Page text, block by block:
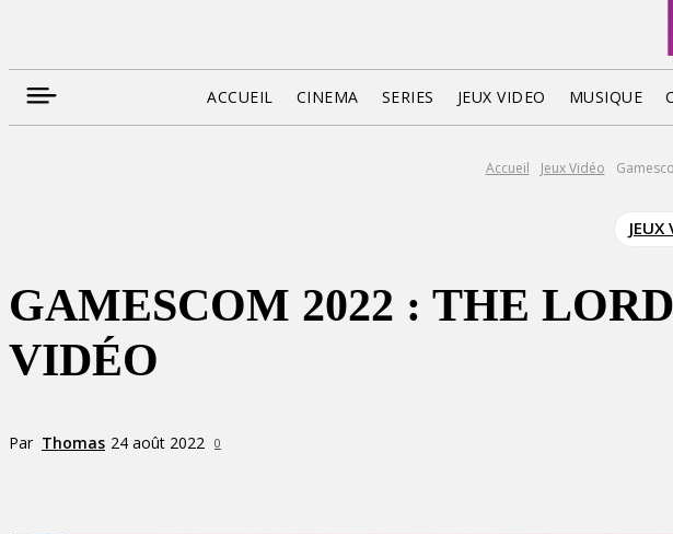
ACCUEIL CINEMA SERIES JEUX VIDEO MUSIQUE
Accueil Jeux Vidéo
JEUX
GAMESCOM 2022 : THE
VIDÉO
Par Thomas 24 août 2022 0